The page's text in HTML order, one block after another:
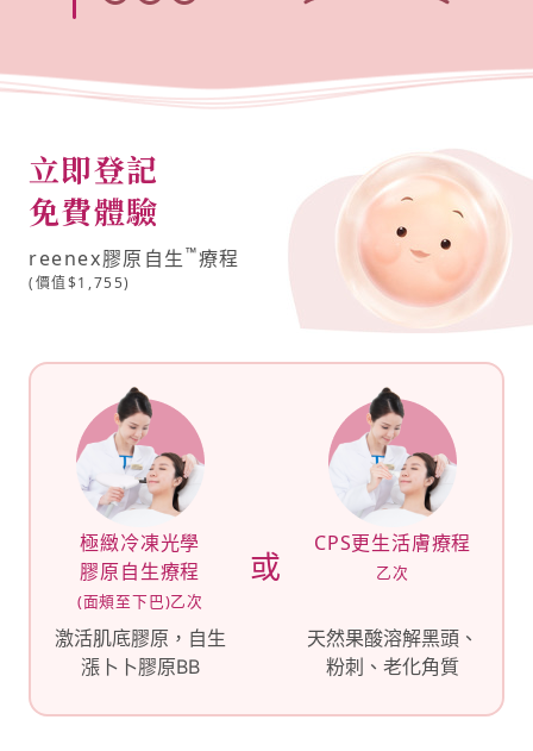
立即登記
免費體驗
reenex膠原自生™療程
(價值$1,755)
極緻冷凍光學
膠原自生療程
(面頰至下巴)乙次
激活肌底膠原，自生
漲卜卜膠原BB
或
CPS更生活膚療程
乙次
天然果酸溶解黑頭、
粉刺、老化角質